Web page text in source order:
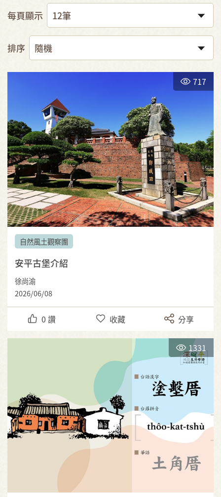
每頁顯示
排序
717
自然風土觀察團
安平古堡介紹
徐尚渝
2026/06/08
0 讚 收藏 分享
1331